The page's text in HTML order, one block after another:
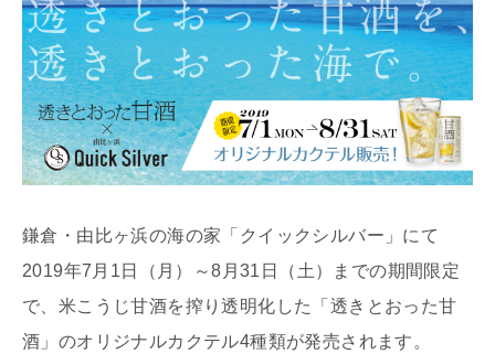
鎌倉・由比ヶ浜の海の家「クイックシルバー」にて
2019年7月1日（月）～8月31日（土）までの期間限定
で、米こうじ甘酒を搾り透明化した「透きとおった甘
酒」のオリジナルカクテル4種類が発売されます。